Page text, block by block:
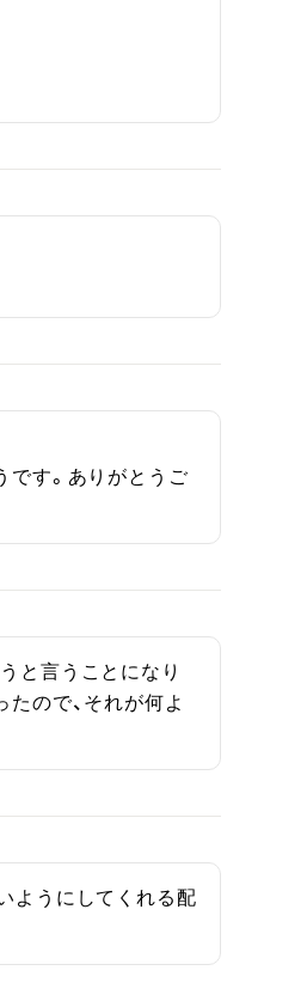
です。ありがとうご
と言うことになり
ので、それが何よ
ようにしてくれる配